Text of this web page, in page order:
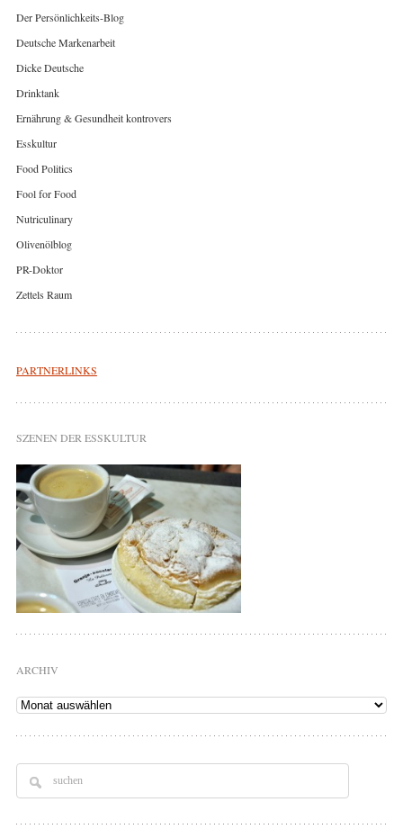
Der Persönlichkeits-Blog
Deutsche Markenarbeit
Dicke Deutsche
Drinktank
Ernährung & Gesundheit kontrovers
Esskultur
Food Politics
Fool for Food
Nutriculinary
Olivenölblog
PR-Doktor
Zettels Raum
PARTNERLINKS
SZENEN DER ESSKULTUR
ARCHIV
Archiv